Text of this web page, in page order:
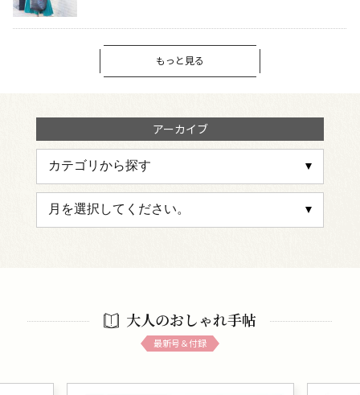
もっと見る
アーカイブ
大人のおしゃれ手帖
最新号＆付録